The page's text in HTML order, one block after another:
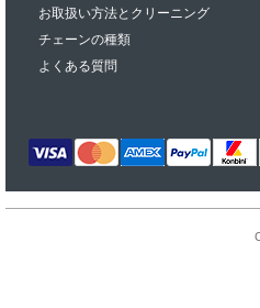
お取扱い方法とクリーニング
チェーンの種類
よくある質問